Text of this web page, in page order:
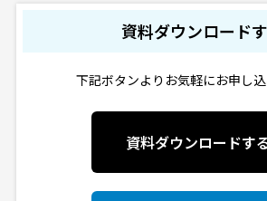
資料ダウンロード
下記ボタンよりお気軽にお申し
資料ダウンロードす